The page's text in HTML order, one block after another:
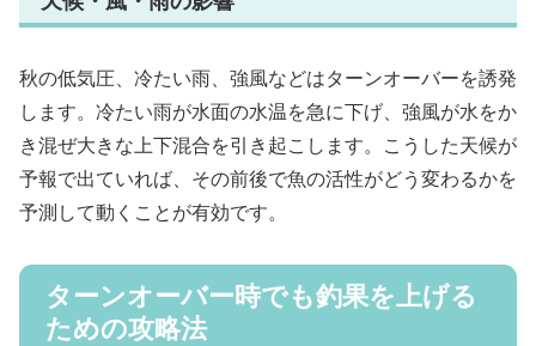
秋の低気圧、冷たい雨、強風などはターンオーバーを誘発
します。冷たい雨が水面の水温を急に下げ、強風が水をか
き混ぜ大きな上下混合を引き起こします。こうした天候が
予報で出ていれば、その前後で魚の活性がどう変わるかを
予測して動くことが有効です。
ターンオーバー時でも釣果を上げる
ための攻略法